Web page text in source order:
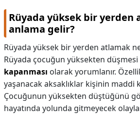
Rüyada yüksek bir yerden
anlama gelir?
Rüyada yüksek bir yerden atlamak
Rüyada çocuğun yüksekten düşmesi
kapanması olarak yorumlanır.
yaşanacak aksaklıklar kişinin maddi
Çocuğunun yüksekten düştüğünü
hayatında yolunda gitmeyecek